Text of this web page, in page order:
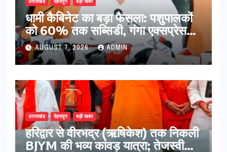
उत्तराखंड देहरादून बड़ी खबर
​धामी कैबिनेट का बड़ा फैसला: पशुपालकों
को 60% तक सब्सिडी, गंगा एक्सप्रेसवे
का हरिद्वार तक होगा विस्तार
AUGUST 7, 2026 ADMIN
उत्तराखंड देहरादून बड़ी खबर
​हरिद्वार से वीरभद्र (ऋषिकेश) तक निकली
BJYM की भव्य कांवड़ यात्रा; तेजस्वी